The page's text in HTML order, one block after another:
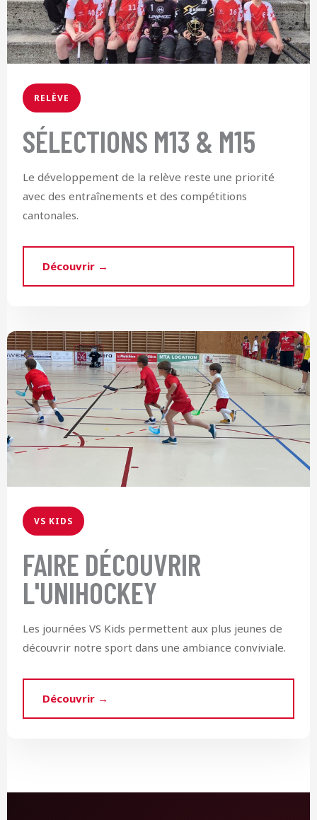
RELÈVE
SÉLECTIONS M13 & M15
Le développement de la relève reste une priorité
avec des entraînements et des compétitions
cantonales.
Découvrir →
VS KIDS
FAIRE DÉCOUVRIR
L'UNIHOCKEY
Les journées VS Kids permettent aux plus jeunes de
découvrir notre sport dans une ambiance conviviale.
Découvrir →